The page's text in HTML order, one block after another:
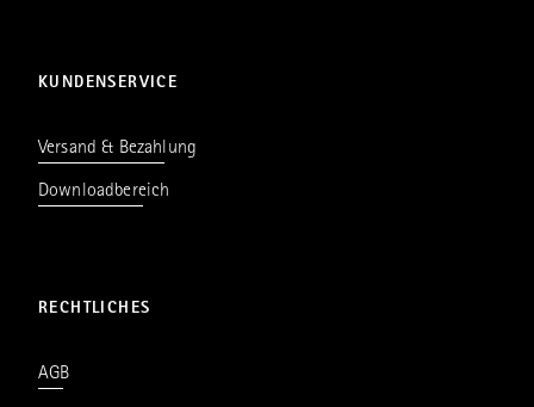
KUNDENSERVICE
Versand & Bezahlung
Downloadbereich
RECHTLICHES
AGB